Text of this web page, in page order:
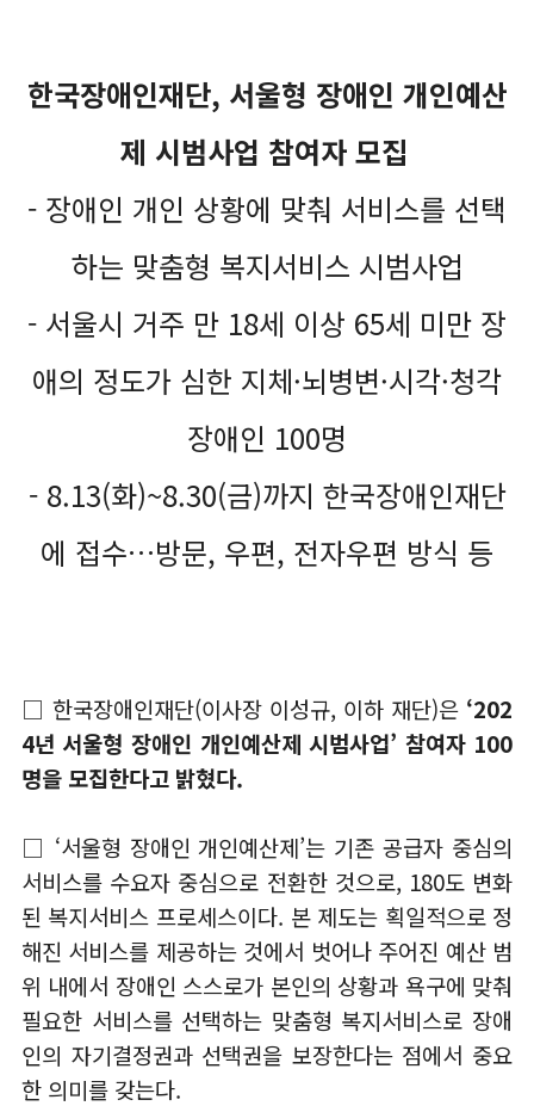
한국장애인재단, 서울형 장애인 개인예산
제 시범사업 참여자 모집
- 장애인 개인 상황에 맞춰 서비스를 선택
하는 맞춤형 복지서비스 시범사업
- 서울시 거주 만 18세 이상 65세 미만 장
애의 정도가 심한 지체·뇌병변·시각·청각
장애인 100명
- 8.13(화)~8.30(금)까지 한국장애인재단
에 접수…방문, 우편, 전자우편 방식 등
□ 한국장애인재단(이사장 이성규, 이하 재단)은 ‘202
4년 서울형 장애인 개인예산제 시범사업’ 참여자 100
명을 모집한다고 밝혔다.
□ ‘서울형 장애인 개인예산제’는 기존 공급자 중심의
서비스를 수요자 중심으로 전환한 것으로, 180도 변화
된 복지서비스 프로세스이다. 본 제도는 획일적으로 정
해진 서비스를 제공하는 것에서 벗어나 주어진 예산 범
위 내에서 장애인 스스로가 본인의 상황과 욕구에 맞춰
필요한 서비스를 선택하는 맞춤형 복지서비스로 장애
인의 자기결정권과 선택권을 보장한다는 점에서 중요
한 의미를 갖는다.